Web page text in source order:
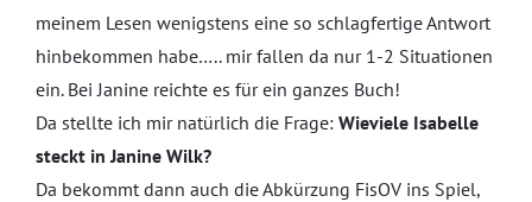
meinem Lesen wenigstens eine so schlagfertige Antwort
hinbekommen habe….. mir fallen da nur 1-2 Situationen
ein. Bei Janine reichte es für ein ganzes Buch!
Da stellte ich mir natürlich die Frage: Wieviele Isabelle
steckt in Janine Wilk?
Da bekommt dann auch die Abkürzung FisOV ins Spiel,